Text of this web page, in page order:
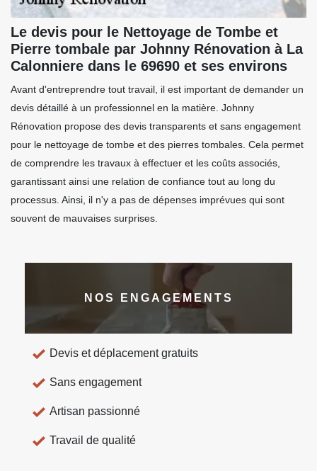
Le devis pour le Nettoyage de Tombe et
Pierre tombale par Johnny Rénovation à La
Calonniere dans le 69690 et ses environs
Avant d'entreprendre tout travail, il est important de demander un
devis détaillé à un professionnel en la matière. Johnny
Rénovation propose des devis transparents et sans engagement
pour le nettoyage de tombe et des pierres tombales. Cela permet
de comprendre les travaux à effectuer et les coûts associés,
garantissant ainsi une relation de confiance tout au long du
processus. Ainsi, il n'y a pas de dépenses imprévues qui sont
souvent de mauvaises surprises.
NOS ENGAGEMENTS
Devis et déplacement gratuits
Sans engagement
Artisan passionné
Travail de qualité